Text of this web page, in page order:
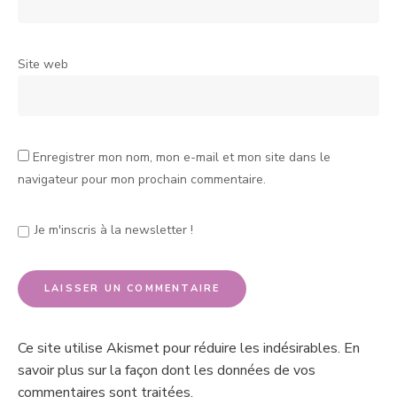
Site web
Enregistrer mon nom, mon e-mail et mon site dans le
navigateur pour mon prochain commentaire.
Je m'inscris à la newsletter !
Ce site utilise Akismet pour réduire les indésirables. En
savoir plus sur la façon dont les données de vos
commentaires sont traitées.